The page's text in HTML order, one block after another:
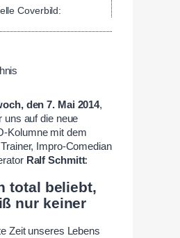
Coverbild:
den 7. Mai 2014,
uns auf die neue
Kolumne mit dem
Impro-Comedian
Ralf Schmitt:
total beliebt,
nur keiner
Zeit unseres Lebens